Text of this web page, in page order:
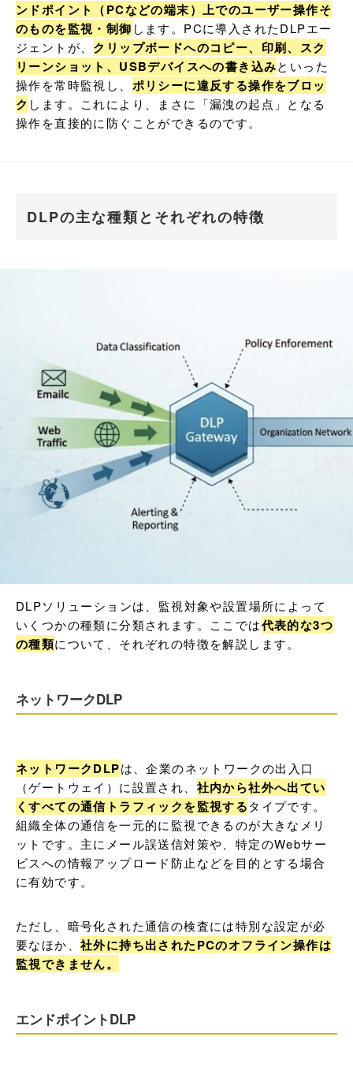
ンドポイント（PCなどの端末）上でのユーザー操作そ
のものを監視・制御 します。PCに導入されたDLPエー
ジェントが、 クリップボードへのコピー、印刷、スク
リーンショット、USBデバイスへの書き込みといった
操作を常時監視し、 ポリシーに違反する操作をブロッ
ク します。これにより、まさに「漏洩の起点」となる
操作を直接的に防ぐことができるのです。
DLPの主な種類とそれぞれの特徴
DLPソリューションは、監視対象や設置場所によって
いくつかの種類に分類されます。ここでは代表的な3つ
の種類について、それぞれの特徴を解説します。
ネットワークDLP
ネットワークDLPは、企業のネットワークの出入口
（ゲートウェイ）に設置され、 社内から社外へ出てい
くすべての通信トラフィックを監視するタイプです。
組織全体の通信を一元的に監視できるのが大きなメリ
ットです。主にメール誤送信対策や、特定のWebサー
ビスへの情報アップロード防止などを目的とする場合
に有効です。
ただし、暗号化された通信の検査には特別な設定が必
要なほか、 社外に持ち出されたPCのオフライン操作は
監視できません。
エンドポイントDLP